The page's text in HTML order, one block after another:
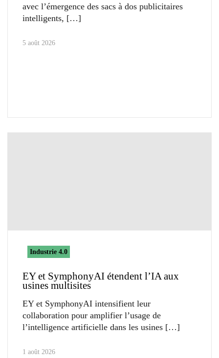
avec l’émergence des sacs à dos publicitaires
intelligents,
5 août 2026
Industrie 4.0
EY et SymphonyAI étendent l’IA aux
usines multisites
EY et SymphonyAI intensifient leur
collaboration pour amplifier l’usage de
l’intelligence artificielle dans les usines
1 août 2026